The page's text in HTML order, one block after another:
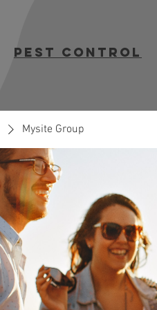
Pest Control
Mysite Group